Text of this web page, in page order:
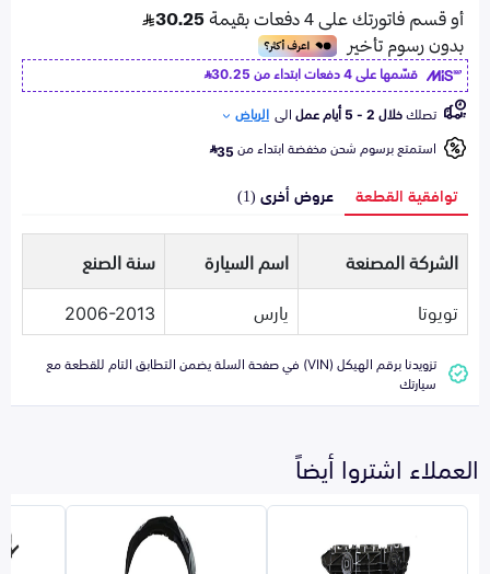
قسّمها على 4 دفعات ابتداء من
30.25
تصلكخلال 2 - 5 أيام عمل الى الرياض
استمتع برسوم شحن مخفضة ابتداء من35
توافقية القطعة عروض أخرى (1)
الشركة المصنعة اسم السيارة
سنة الصنع
تويوتا
يارس 2006-2013
تزويدنا برقم الهيكل (VIN) في صفحة السلة يضمن التطابق التام للقطعة مع
سيارتك
العملاء اشتروا أيضاً